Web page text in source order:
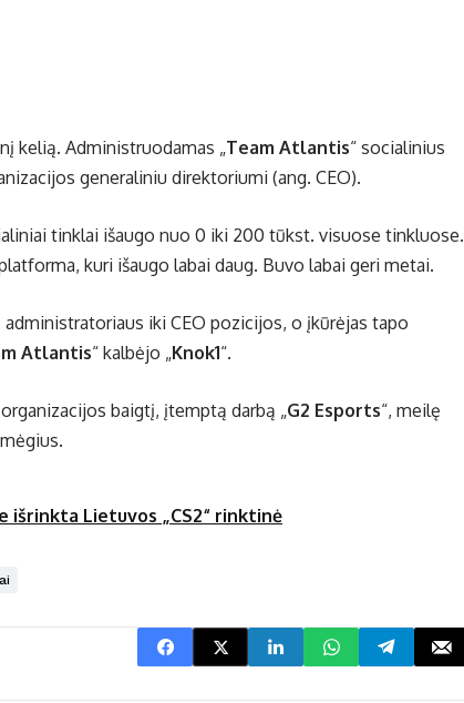
kelią. Administruodamas „Team Atlantis“ socialinius
generaliniu direktoriumi (ang. CEO).
tinklai išaugo nuo 0 iki 200 tūkst. visuose tinkluose.
kuri išaugo labai daug. Buvo labai geri metai.
iki CEO pozicijos, o įkūrėjas tapo
Atlantis“ kalbėjo „Knok1“.
organizacijos baigtį, įtemptą darbą „G2 Esports“, meilę
išrinkta Lietuvos „CS2“ rinktinė